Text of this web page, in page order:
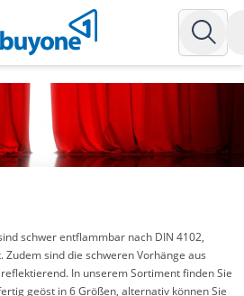
schwer entflammbar nach DIN 4102,
sind die schweren Vorhänge aus
In unserem Sortiment finden Sie
geöst in 6 Größen, alternativ können Sie